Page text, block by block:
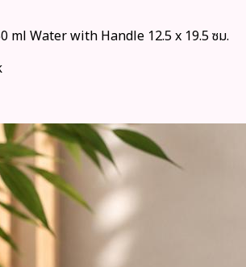
ml Water with Handle 12.5 x 19.5 ซม.